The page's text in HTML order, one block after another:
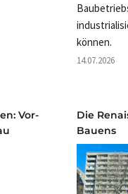
können.
14.07.2026
Vor-
Die
Bauens